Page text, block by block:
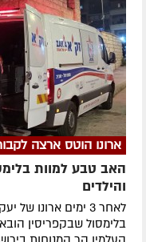
ארונו הוטס ארצה
האב טבע למוות
והילדים
לאחר 3 ימים ארונו
בלימסול שבקפריסין